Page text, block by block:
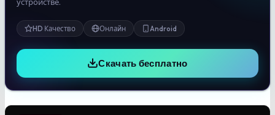
HD Качество Онлайн Android
Скачать бесплатно